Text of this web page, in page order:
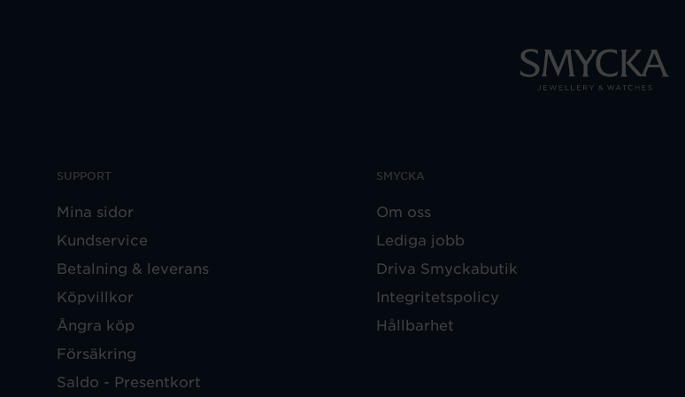
SUPPORT
Mina sidor
Kundservice
Betalning & leverans
Köpvillkor
Ångra köp
Försäkring
Saldo - Presentkort
SMYCKA
Om oss
Lediga jobb
Driva Smyckabutik
Integritetspolicy
Hållbarhet